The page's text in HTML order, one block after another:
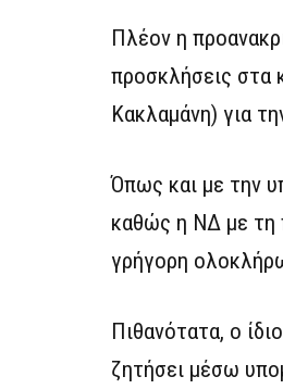
Πλέον η
προσκλήσεις στα
Κακλαμάνη) για
Όπως και με την
καθώς η ΝΔ με τη
γρήγορη
Πιθανότατα, ο
ζητήσει μέσω